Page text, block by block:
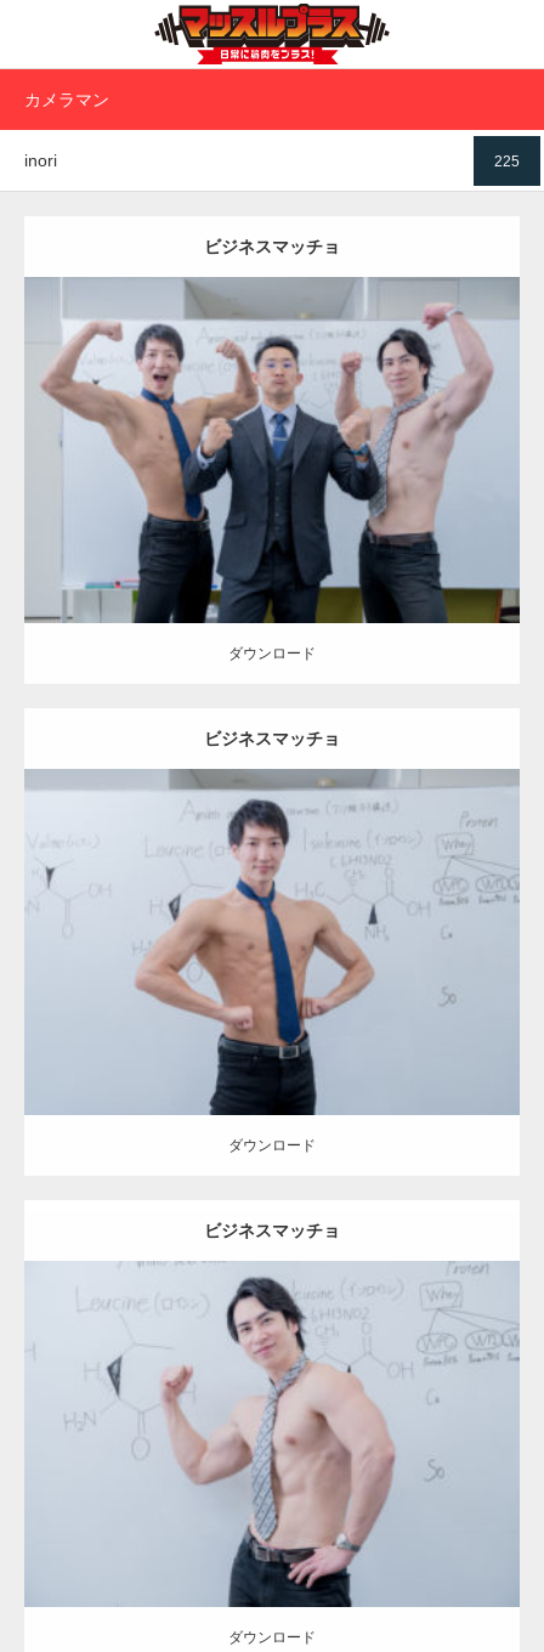
カメラマン
225
inori
ビジネスマッチョ
Update: 2021.07.6
Category:オフィスのマッチョ2 inoriAKIHITO(細マッチョ) SOSUKE
外資系筋肉
腹筋
ダウンロード
ダウンロード
ビジネスマッチョ
Update:2022.08.20
オフィスのマッチョ2 inori AKIHITO(細マッチョ)
ダウンロード
ダウンロード
ビジネスマッチョ
2021.07.6
Category: オフィスのマッチョ2 inori SOSUKE 大胸筋
ダウンロード
ダウンロード